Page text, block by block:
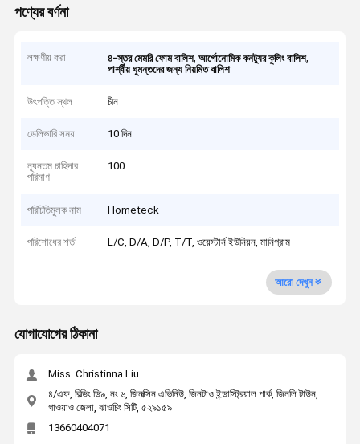
পণ্যের বর্ণনা
লক্ষণীয় করা ৪-স্তর মেমরি ফোম বালিশ,আর্গোনোমিক কনট্যুর কুলিং বালিশ,
পার্শ্বীয় ঘুমন্তদের জন্য নিয়মিত বালিশ
উৎপত্তি স্থল চীন
ডেলিভারি সময় 10 দিন
ন্যূনতম চাহিদার
পরিমাণ
100
পরিচিতিমুলক নাম Hometeck
পরিশোধের শর্ত L/C, D/A, D/P, T/T, ওয়েস্টার্ন ইউনিয়ন, মানিগ্রাম
আরো দেখুন
যোগাযোগের ঠিকানা
Miss. Christinna Liu
৪/এফ, বিল্ডিং ডি৯, নং ৬, জিনক্সিন এভিনিউ, জিনটাও ইন্ডাস্ট্রিয়াল পার্ক, জিনলি টাউন,
গাওয়াও জেলা, ঝাওচিং সিটি, ৫২৯১৫৯
13660404071